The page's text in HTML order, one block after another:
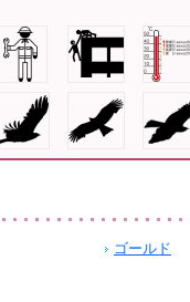
ゴールド